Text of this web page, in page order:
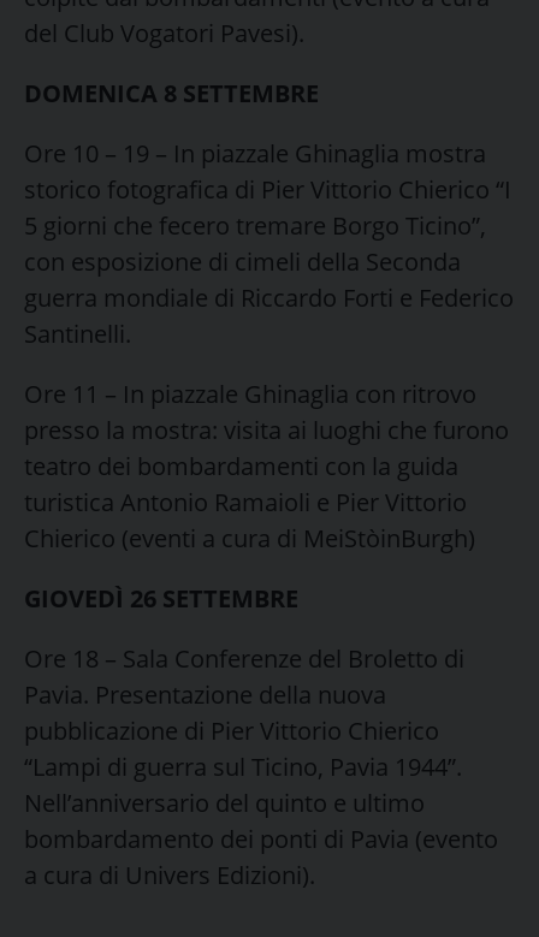
del Club Vogatori Pavesi).
DOMENICA 8 SETTEMBRE
Ore 10 – 19 – In piazzale Ghinaglia mostra
storico fotografica di Pier Vittorio Chierico “I
5 giorni che fecero tremare Borgo Ticino”,
con esposizione di cimeli della Seconda
guerra mondiale di Riccardo Forti e Federico
Santinelli.
Ore 11 – In piazzale Ghinaglia con ritrovo
presso la mostra: visita ai luoghi che furono
teatro dei bombardamenti con la guida
turistica Antonio Ramaioli e Pier Vittorio
Chierico (eventi a cura di MeiStòinBurgh)
GIOVEDÌ 26 SETTEMBRE
Ore 18 – Sala Conferenze del Broletto di
Pavia. Presentazione della nuova
pubblicazione di Pier Vittorio Chierico
“Lampi di guerra sul Ticino, Pavia 1944”.
Nell’anniversario del quinto e ultimo
bombardamento dei ponti di Pavia (evento
a cura di Univers Edizioni).